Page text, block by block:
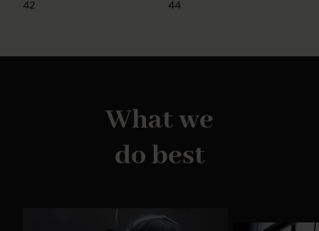
42 44
What we
do best